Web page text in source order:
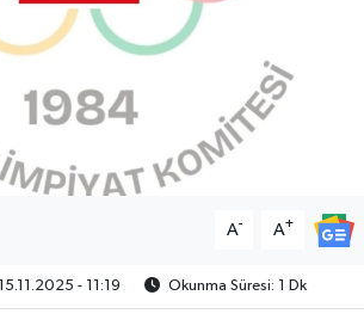
A- A+
15.11.2025 - 11:19 Okunma Süresi: 1 Dk